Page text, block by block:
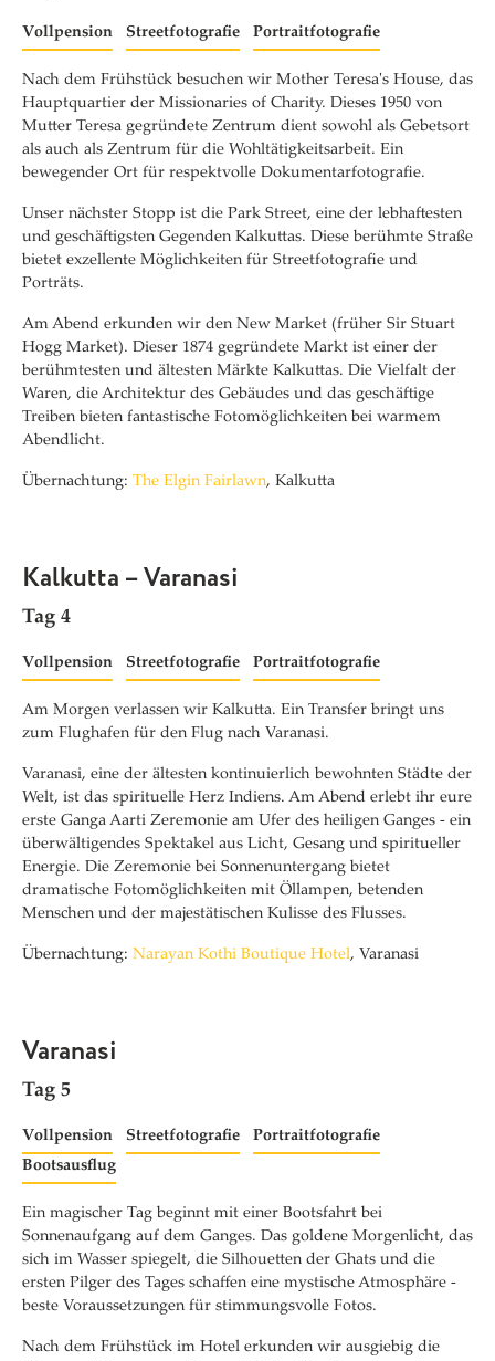
Vollpension Streetfotografie Portraitfotografie
Nach dem Frühstück besuchen wir Mother Teresa's House, das
Hauptquartier der Missionaries of Charity. Dieses 1950 von
Mutter Teresa gegründete Zentrum dient sowohl als Gebetsort
als auch als Zentrum für die Wohltätigkeitsarbeit. Ein
bewegender Ort für respektvolle Dokumentarfotografie.
Unser nächster Stopp ist die Park Street, eine der lebhaftesten
und geschäftigsten Gegenden Kalkuttas. Diese berühmte Straße
bietet exzellente Möglichkeiten für Streetfotografie und
Porträts.
Am Abend erkunden wir den New Market (früher Sir Stuart
Hogg Market). Dieser 1874 gegründete Markt ist einer der
berühmtesten und ältesten Märkte Kalkuttas. Die Vielfalt der
Waren, die Architektur des Gebäudes und das geschäftige
Treiben bieten fantastische Fotomöglichkeiten bei warmem
Abendlicht.
Übernachtung: The Elgin Fairlawn, Kalkutta
Kalkutta – Varanasi
Tag 4
Vollpension Streetfotografie Portraitfotografie
Am Morgen verlassen wir Kalkutta. Ein Transfer bringt uns
zum Flughafen für den Flug nach Varanasi.
Varanasi, eine der ältesten kontinuierlich bewohnten Städte der
Welt, ist das spirituelle Herz Indiens. Am Abend erlebt ihr eure
erste Ganga Aarti Zeremonie am Ufer des heiligen Ganges - ein
überwältigendes Spektakel aus Licht, Gesang und spiritueller
Energie. Die Zeremonie bei Sonnenuntergang bietet
dramatische Fotomöglichkeiten mit Öllampen, betenden
Menschen und der majestätischen Kulisse des Flusses.
Übernachtung: Narayan Kothi Boutique Hotel, Varanasi
Varanasi
Tag 5
Vollpension Streetfotografie
Portraitfotografie
Bootsausflug
Ein magischer Tag beginnt mit einer Bootsfahrt bei
Sonnenaufgang auf dem Ganges. Das goldene Morgenlicht, das
sich im Wasser spiegelt, die Silhouetten der Ghats und die
ersten Pilger des Tages schaffen eine mystische Atmosphäre -
beste Voraussetzungen für stimmungsvolle Fotos.
Nach dem Frühstück im Hotel erkunden wir ausgiebig die